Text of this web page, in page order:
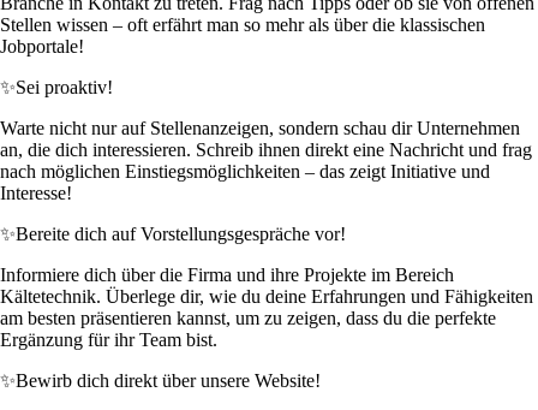
Stellen wissen – oft erfährt man so mehr als über die klassischen
Jobportale!
✨Sei proaktiv!
Warte nicht nur auf Stellenanzeigen, sondern schau dir Unternehmen
an, die dich interessieren. Schreib ihnen direkt eine Nachricht und frag
nach möglichen Einstiegsmöglichkeiten – das zeigt Initiative und
Interesse!
✨Bereite dich auf Vorstellungsgespräche vor!
Informiere dich über die Firma und ihre Projekte im Bereich
Kältetechnik. Überlege dir, wie du deine Erfahrungen und Fähigkeiten
am besten präsentieren kannst, um zu zeigen, dass du die perfekte
Ergänzung für ihr Team bist.
✨Bewirb dich direkt über unsere Website!